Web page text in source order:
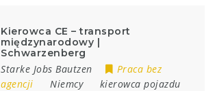
Kierowca CE – transport
międzynarodowy |
Schwarzenberg
Starke Jobs Bautzen
Praca bez
agencji
Niemcy
kierowca pojazdu